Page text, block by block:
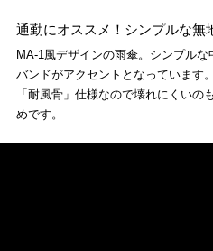
通勤にオススメ！シンプルな無
MA-1風デザインの雨傘。シンプル
バンドがアクセントとなっています
「耐風骨」仕様なので壊れにくいの
めです。